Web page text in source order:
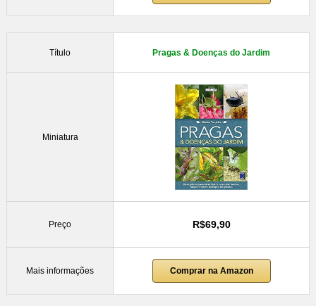
Título Pragas & Doenças do Jardim
Miniatura
Preço R$69,90
Mais informações Comprar na Amazon